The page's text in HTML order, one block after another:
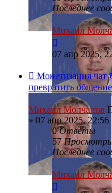
Последнее
Михаил
07 апр 2025,
Монетизация
превратить
Михаил Молчанов
» 07 апр 2025, 22:56
0Ответы
57
Последнее
Михаил